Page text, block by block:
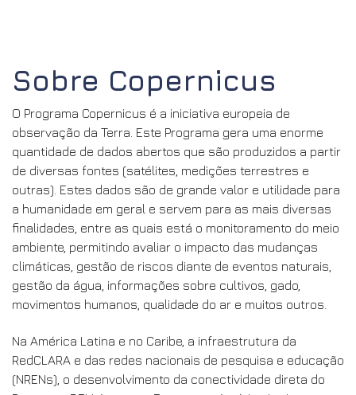
Sobre Copernicus
O Programa Copernicus é a iniciativa europeia de
observação da Terra. Este Programa gera uma enorme
quantidade de dados abertos que são produzidos a partir
de diversas fontes (satélites, medições terrestres e
outras). Estes dados são de grande valor e utilidade para
a humanidade em geral e servem para as mais diversas
finalidades, entre as quais está o monitoramento do meio
ambiente, permitindo avaliar o impacto das mudanças
climáticas, gestão de riscos diante de eventos naturais,
movimentos humanos, qualidade do ar e muitos outros.
Na América Latina e no Caribe, a infraestrutura da